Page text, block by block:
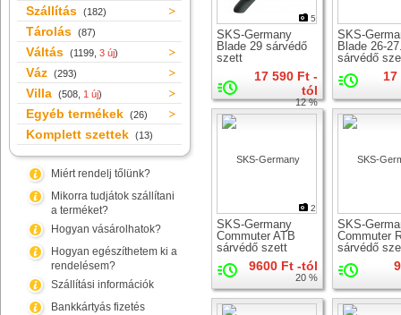
Szállítás (182)
Tárolás (87)
Váltás (1199, 3 új)
Váz (293)
Villa (508, 1 új)
Egyéb termékek (26)
Komplett szettek (13)
Miért rendelj tőlünk?
Mikorra tudjátok szállítani
a terméket?
Hogyan vásárolhatok?
Hogyan egészíthetem ki a
rendelésem?
Szállítási információk
Bankkártyás fizetés
5
SKS-Germany
Blade 29 sárvédő
szett
17 590 Ft -
tól
12 %
SKS-
Blade 26-
sárvédő
17
2
SKS-Germany
Commuter ATB
sárvédő szett
9600 Ft -tól
20 %
SKS-
Commuter
sárvédő